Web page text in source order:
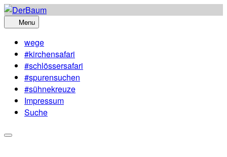
Skip
to
Menu
wege
#kirchensafari
#schlössersafari
#spurensuchen
#sühnekreuze
Impressum
Suche